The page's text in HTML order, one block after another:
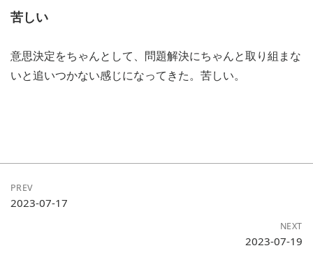
苦しい
意思決定をちゃんとして、問題解決にちゃんと取り組まな
いと追いつかない感じになってきた。苦しい。
PREV
2023-07-17
NEXT
2023-07-19